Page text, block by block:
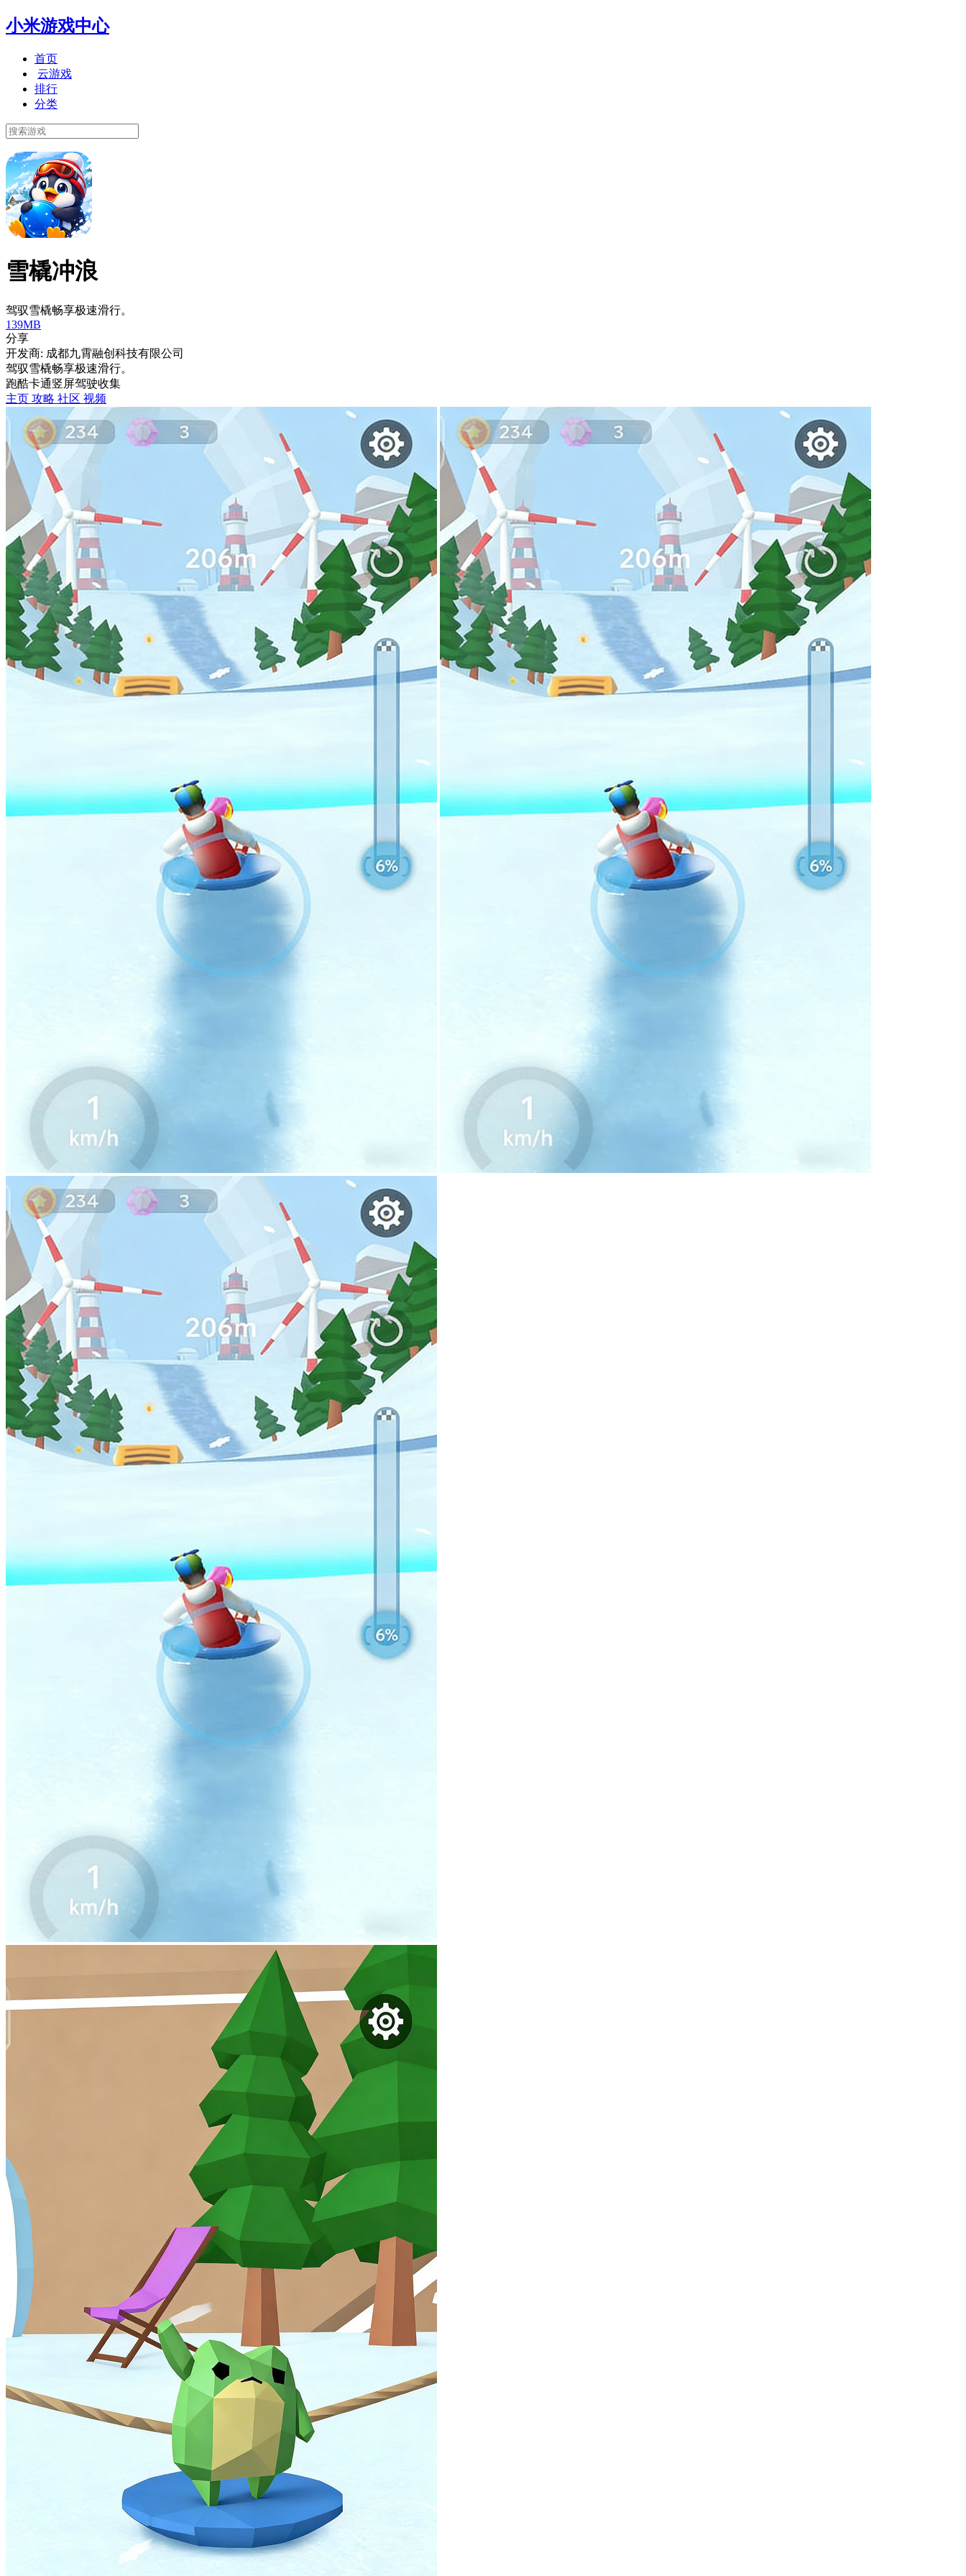
小米游戏中心
首页
云游戏
排行
分类
雪橇冲浪
驾驭雪橇畅享极速滑行。
139MB
分享
开发商: 成都九霄融创科技有限公司
驾驭雪橇畅享极速滑行。
跑酷卡通竖屏驾驶收集
主页 攻略 社区 视频